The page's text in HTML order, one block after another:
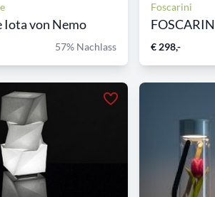
Iota von Nemo
57% Nachlass
Foscarini
€ 298,-